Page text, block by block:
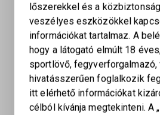
KAPCSOLÓDÓ TERMÉKEK
LAUGO ARMS ALIEN TARGET
2 375 425Ft
lőszerekkel és a
veszélyes eszközökkel
információkat tartalmaz. A
hogy a látogató elmúlt 18
sportlövő, fegyverforgalmazó,
hivatásszerűen foglalkozik
itt elérhető információkat
célból kívánja megtekinteni. A